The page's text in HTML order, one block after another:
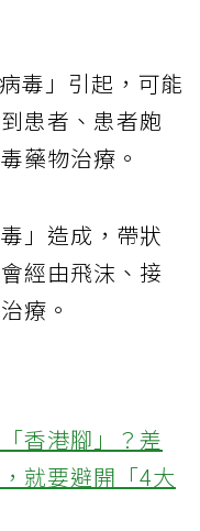
毒」引起，可能
患者、患者皰
藥物治療。
」造成，帶狀
經由飛沫、接
療。
香港腳」？差
就要避開「4大